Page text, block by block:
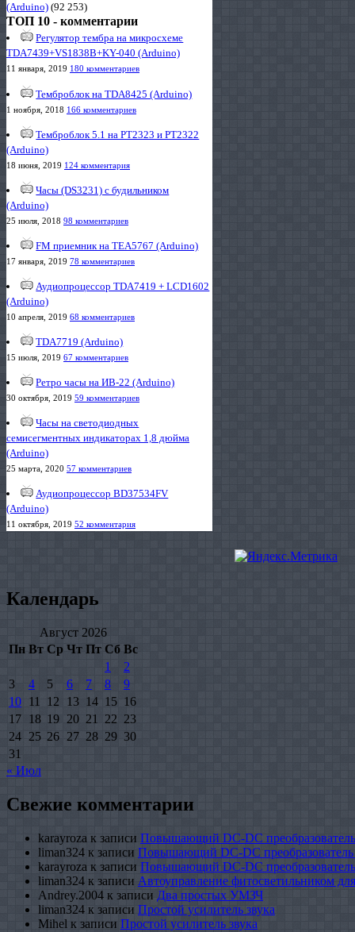
(Arduino) (92 253)
ТОП 10 - комментарии
Регулятор тембра на микросхеме
TDA7439+VS1838B+KY-040 (Arduino)
11 января, 2019 180 комментариев
Темброблок на TDA8425 (Arduino)
1 ноября, 2018 166 комментариев
Темброблок 5.1 на PT2323 и PT2322
(Arduino)
18 июня, 2019 124 комментария
Часы (DS3231) с будильником
(Arduino)
25 июля, 2018 98 комментариев
FM приемник на TEA5767 (Arduino)
17 января, 2019 78 комментариев
Аудиопроцессор TDA7419 + LCD1602
(Arduino)
10 апреля, 2019 68 комментариев
TDA7719 (Arduino)
15 июля, 2019 67 комментариев
Ретро часы на ИВ-22 (Arduino)
30 октября, 2019 59 комментариев
Часы на светодиодных
семисегментных индикаторах 1,8 дюйма
(Arduino)
25 марта, 2020 57 комментариев
Аудиопроцессор BD37534FV
(Arduino)
11 октября, 2019 52 комментария
Календарь
Август 2026
Пн Вт Ср Чт Пт Сб Вс
1
2
3
4 5 6 7 8
9
10 11 12 13 14 15 16
17 18 19 20 21 22 23
24 25 26 27 28 29 30
31
« Июл
Свежие комментарии
karayroza к записи Повышающий DC-DC
liman324 к записи Повышающий DC-DC
karayroza к записи Повышающий DC-DC
liman324 к записи Автоуправление фитосветильником
Andrey.2004 к записи Два простых УМЗЧ
liman324 к записи Простой усилитель звука
Mihel к записи Простой усилитель звука